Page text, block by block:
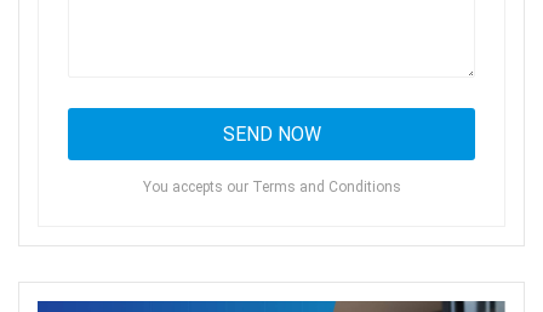
You accepts our Terms and Conditions